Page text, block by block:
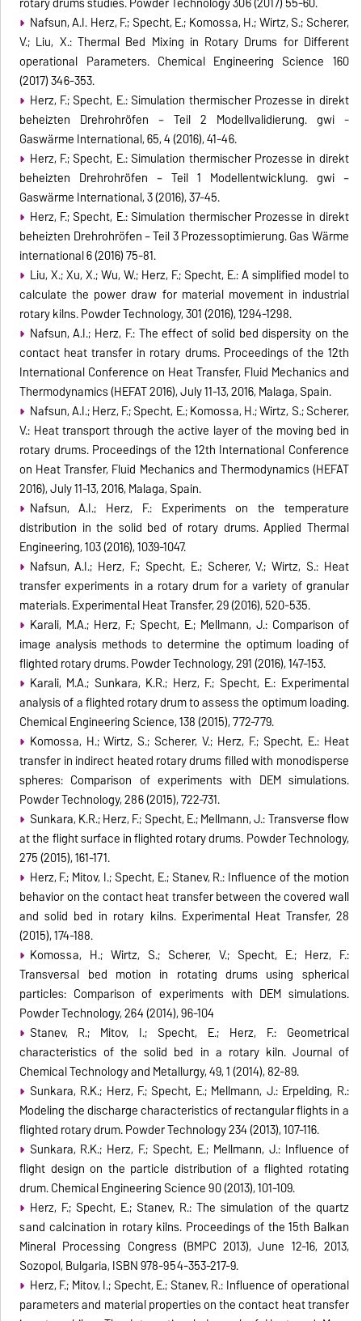
Nafsun, A.I. Herz, F.; Specht, E.; Komossa, H.; Wirtz, S.; Scherer,
V.; Liu, X.: Thermal Bed Mixing in Rotary Drums for Different
operational Parameters. Chemical Engineering Science 160
(2017) 346-353.
Herz, F.; Specht, E.: Simulation thermischer Prozesse in direkt
beheizten Drehrohröfen – Teil 2 Modellvalidierung. gwi -
Gaswärme International, 65, 4 (2016), 41-46.
Herz, F.; Specht, E.: Simulation thermischer Prozesse in direkt
beheizten Drehrohröfen – Teil 1 Modellentwicklung. gwi –
Gaswärme International, 3 (2016), 37-45.
Herz, F.; Specht, E.: Simulation thermischer Prozesse in direkt
beheizten Drehrohröfen – Teil 3 Prozessoptimierung. Gas Wärme
international 6 (2016) 75-81.
Liu, X.; Xu, X.; Wu, W.; Herz, F.; Specht, E.: A simplified model to
calculate the power draw for material movement in industrial
rotary kilns. Powder Technology, 301 (2016), 1294-1298.
Nafsun, A.I.; Herz, F.: The effect of solid bed dispersity on the
contact heat transfer in rotary drums. Proceedings of the 12th
International Conference on Heat Transfer, Fluid Mechanics and
Thermodynamics (HEFAT 2016), July 11-13, 2016, Malaga, Spain.
Nafsun, A.I.; Herz, F.; Specht, E.; Komossa, H.; Wirtz, S.; Scherer,
V.: Heat transport through the active layer of the moving bed in
rotary drums. Proceedings of the 12th International Conference
on Heat Transfer, Fluid Mechanics and Thermodynamics (HEFAT
2016), July 11-13, 2016, Malaga, Spain.
Nafsun, A.I.; Herz, F.: Experiments on the temperature
distribution in the solid bed of rotary drums. Applied Thermal
Engineering, 103 (2016), 1039-1047.
Nafsun, A.I.; Herz, F.; Specht, E.; Scherer, V.; Wirtz, S.: Heat
transfer experiments in a rotary drum for a variety of granular
materials. Experimental Heat Transfer, 29 (2016), 520-535.
Karali, M.A.; Herz, F.; Specht, E.; Mellmann, J.: Comparison of
image analysis methods to determine the ‎optimum loading of
flighted rotary drums. Powder Technology, 291 (2016), 147-153.
Karali, M.A.; Sunkara, K.R.; Herz, F.; Specht, E.: Experimental
analysis of a flighted rotary drum to assess the ‎optimum loading.
Chemical Engineering Science, 138 (2015), 772-779.
Komossa, H.; Wirtz, S.; Scherer, V.; Herz, F.; Specht, E.: Heat
transfer in indirect heated rotary drums filled with monodisperse
spheres: Comparison of experiments with DEM simulations.
Powder Technology, 286 (2015), 722-731.
Sunkara, K.R.; Herz, F.; Specht, E.; Mellmann, J.: Transverse flow
at the flight surface in flighted rotary drums. Powder Technology,
275 (2015), 161-171.
Herz, F.; Mitov, I.; Specht, E.; Stanev, R.: Influence of the motion
behavior on the contact heat transfer between the covered wall
and solid bed in rotary kilns. Experimental Heat Transfer, 28
(2015), 174-188.
Komossa, H.; Wirtz, S.; Scherer, V.; Specht, E.; Herz, F.:
Transversal bed motion in rotating drums using spherical
particles: Comparison of experiments with DEM simulations.
Powder Technology, 264 (2014), 96-104
Stanev, R.; Mitov, I.; Specht, E.; Herz, F.: Geometrical
characteristics of the solid bed in a rotary kiln. Journal of
Chemical Technology and Metallurgy, 49, 1 (2014), 82-89.
Sunkara, R.K.; Herz, F.; Specht, E.; Mellmann, J.: Erpelding, R.:
Modeling the discharge characteristics of rectangular flights in a
flighted rotary drum. Powder Technology 234 (2013), 107-116.
Sunkara, R.K.; Herz, F.; Specht, E.; Mellmann, J.: Influence of
flight design on the particle distribution of a flighted rotating
drum. Chemical Engineering Science 90 (2013), 101-109.
Herz, F.; Specht, E.; Stanev, R.: The simulation of the quartz
sand calcination in rotary kilns. Proceedings of the 15th Balkan
Mineral Processing Congress (BMPC 2013), June 12-16, 2013,
Sozopol, Bulgaria, ISBN 978-954-353-217-9.
Herz, F.; Mitov, I.; Specht, E.; Stanev, R.: Influence of operational
parameters and material properties on the contact heat transfer